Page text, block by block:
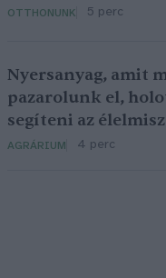
OTTHONUNK 5 perc
Nyersanyag, amit
pazarolunk el,
segíteni az
AGRÁRIUM 4 perc